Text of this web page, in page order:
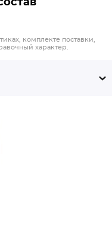
комплекте поставки,
характер.